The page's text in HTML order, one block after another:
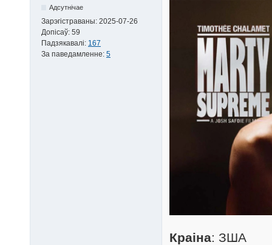
Адсутнічае
Зарэгістраваны: 2025-07-26
Допісаў: 59
Падзякавалі: 167
За паведамленне: 5
Краіна: ЗША